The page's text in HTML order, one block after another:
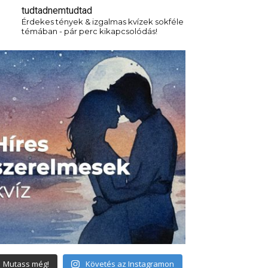
tudtadnemtudtad
Érdekes tények & izgalmas kvízek sokféle
témában - pár perc kikapcsolódás!
Mutass még! Követés az Instagramon